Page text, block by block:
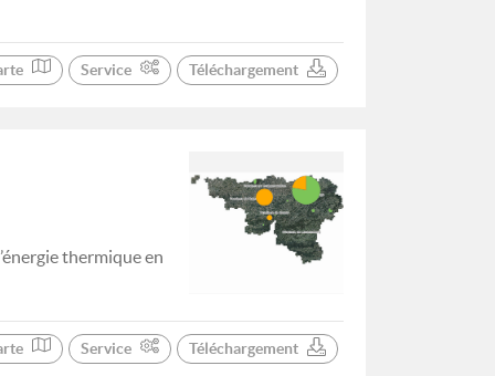
Service Téléchargement
thermique en
Service Téléchargement